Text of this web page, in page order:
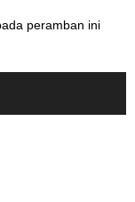
peramban ini